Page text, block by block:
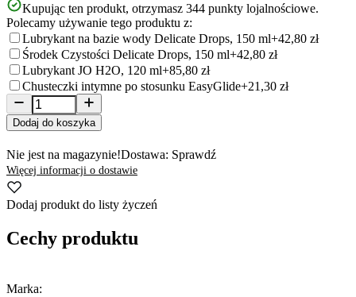
Kupując ten produkt, otrzymasz 344 punkty lojalnościowe.
Polecamy używanie tego produktu z:
Lubrykant na bazie wody Delicate Drops, 150 ml+42,80 zł
Środek Czystości Delicate Drops, 150 ml+42,80 zł
Lubrykant JO H2O, 120 ml+85,80 zł
Chusteczki intymne po stosunku EasyGlide+21,30 zł
Dodaj do koszyka
Nie jest na magazynie!Dostawa: Sprawdź
Więcej informacji o dostawie
Dodaj produkt do listy życzeń
Cechy produktu
Marka: